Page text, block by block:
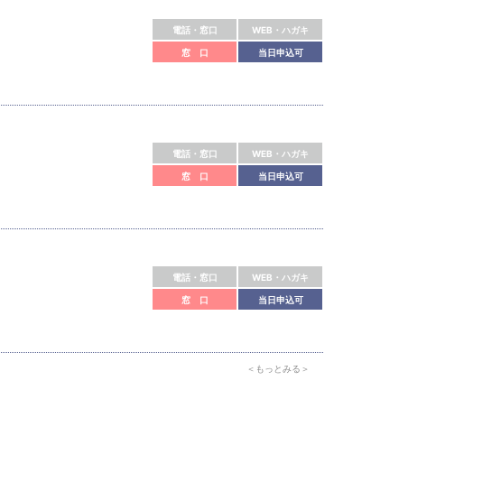
電話・窓口 WEB・ハガキ
窓 口 当日申込可
電話・窓口 WEB・ハガキ
窓 口 当日申込可
電話・窓口 WEB・ハガキ
窓 口 当日申込可
＜もっとみる＞